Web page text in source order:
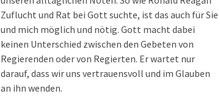
Zuflucht und Rat bei Gott suchte, ist das auch für Sie
und mich möglich und nötig. Gott macht dabei
keinen Unterschied zwischen den Gebeten von
Regierenden oder von Regierten. Er wartet nur
darauf, dass wir uns vertrauensvoll und im Glauben
an ihn wenden.